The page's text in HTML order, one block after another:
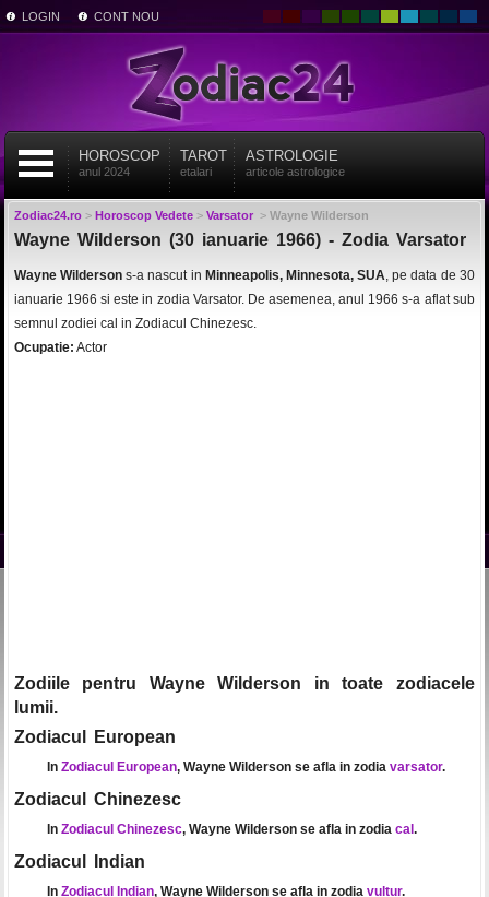
LOGIN CONT NOU
HOROSCOP
anul 2024
TAROT
etalari
ASTROLOGIE
articole astrologice
Zodiac24.ro> Horoscop Vedete> Varsator> Wayne Wilderson
Wayne Wilderson (30 ianuarie 1966) - Zodia Varsator
Wayne Wilderson s-a nascut in Minneapolis, Minnesota, SUA, pe data de 30
ianuarie 1966 si este in zodia Varsator. De asemenea, anul 1966 s-a aflat sub
semnul zodiei cal in Zodiacul Chinezesc.
Ocupatie: Actor
Zodiile pentru Wayne Wilderson in toate zodiacele
lumii.
Zodiacul European
In Zodiacul European, Wayne Wilderson se afla in zodia varsator.
Zodiacul Chinezesc
In Zodiacul Chinezesc, Wayne Wilderson se afla in zodia cal .
Zodiacul Indian
In Zodiacul Indian, Wayne Wilderson se afla in zodia vultur.